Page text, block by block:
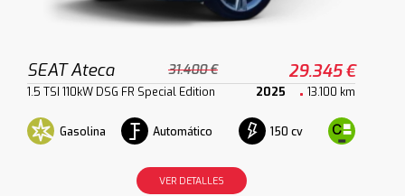
SEAT Ateca 31.400 € 29.345 €
1.5 TSI 110kW DSG FR Special Edition 2025 13.100 km
Gasolina Automático 150 cv
VER DETALLES